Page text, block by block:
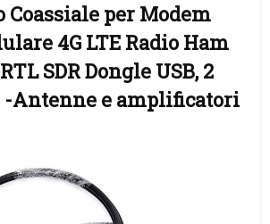
Coassiale per Modem
4G LTE Radio Ham
SDR Dongle USB, 2
-Antenne e amplificatori